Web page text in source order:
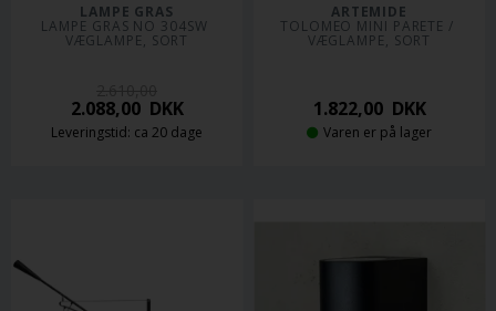
LAMPE GRAS
LAMPE GRAS NO 304SW
VÆGLAMPE, SORT
2.088,00DKK
Leveringstid: ca 20 dage
ARTEMIDE
TOLOMEO MINI PARETE /
VÆGLAMPE, SORT
1.822,00DKK
Varen er på lager